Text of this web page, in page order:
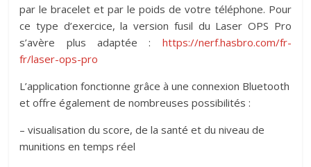
par le bracelet et par le poids de votre téléphone. Pour
ce type d’exercice, la version fusil du Laser OPS Pro
s’avère plus adaptée : https://nerf.hasbro.com/fr-
fr/laser-ops-pro
L’application fonctionne grâce à une connexion Bluetooth
et offre également de nombreuses possibilités :
– visualisation du score, de la santé et du niveau de
munitions en temps réel